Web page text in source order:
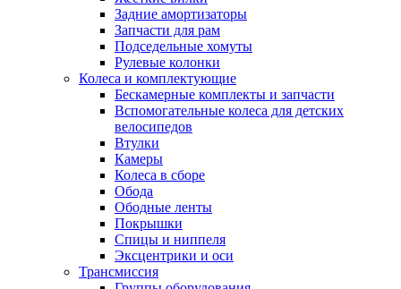
Задние амортизаторы
Запчасти для рам
Подседельные хомуты
Рулевые колонки
Колеса и комплектующие
Бескамерные комплекты и запчасти
Вспомогательные колеса для детских
велосипедов
Втулки
Камеры
Колеса в сборе
Обода
Ободные ленты
Покрышки
Спицы и ниппеля
Эксцентрики и оси
Трансмиссия